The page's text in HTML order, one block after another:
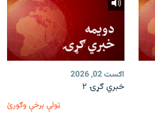
اګست 02, 2026
خبري ګړۍ ۲
ټولې برخې وګورئ